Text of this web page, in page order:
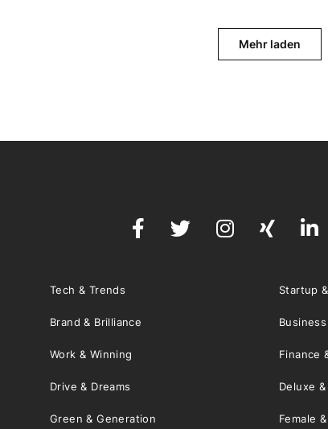
Mehr laden
Tech & Trends Startup
Brand & Brilliance
Work & Winning Finance
Drive & Dreams Deluxe
Green & Generation Female